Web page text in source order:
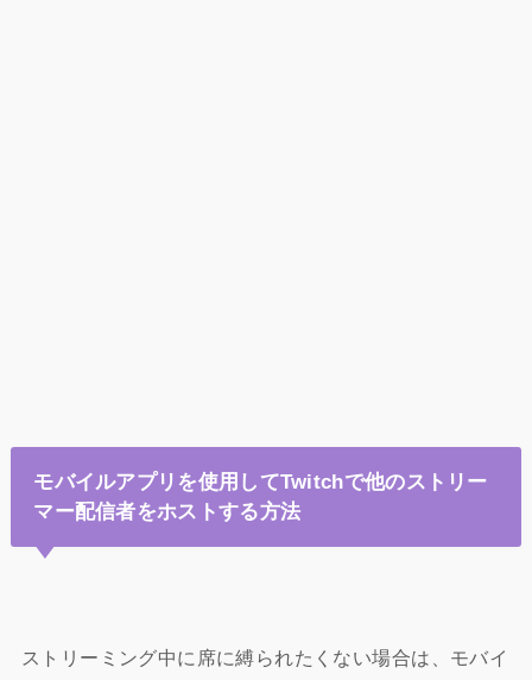
モバイルアプリを使用してTwitchで他のストリー
マー配信者をホストする方法
ストリーミング中に席に縛られたくない場合は、モバイ